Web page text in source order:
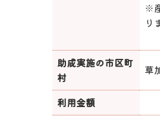
※
り
助成実施の市区町
村
草
利用金額